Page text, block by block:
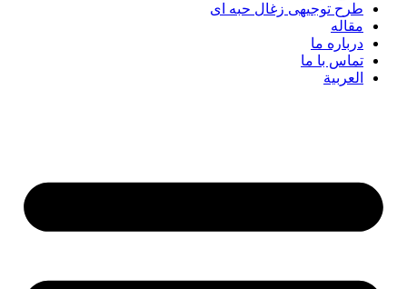
طرح توجیهی زغال حبه ای
مقاله
درباره ما
تماس با ما
العربية